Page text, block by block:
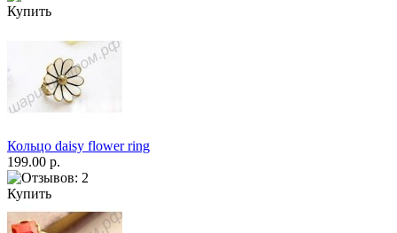
Купить
Кольцо daisy flower ring
199.00 р.
Купить